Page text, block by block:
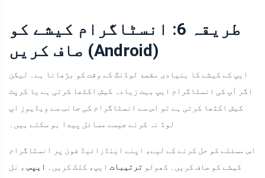
طریقہ 6: انسٹاگرام کیشے کو
صاف کریں (Android)
ایپ کے کیشے کا بنیادی مقصد لوڈنگ کے وقت کو بڑھانا ہے۔ لیکن
اگر آپ کی انسٹاگرام ایپ بہت زیادہ کیش اکٹھا کرتی ہے یا کرپٹ
کیش اکٹھا کرتی ہے تو اس سے انسٹاگرام کی جانب سے ویڈیوز اپ
لوڈ نہ کرنے جیسے مسائل پیدا ہو سکتے ہیں۔
اس مسئلے کو حل کرنے کے لیے، اپنے اینڈرائیڈ فون پر انسٹاگرام
کیشے کو صاف کریں۔ کھولو ترتیبات ایپ، کلک کریں۔ ایپس ، نل